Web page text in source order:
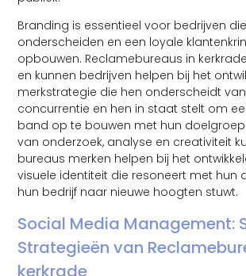
Branding is essentieel voor bedrijven
onderscheiden en een loyale
opbouwen. Reclamebureaus in
en kunnen bedrijven helpen bij het
merkstrategie die hen onderscheidt
concurrentie en hen in staat stelt om
band op te bouwen met hun
van onderzoek, analyse en creativiteit
bureaus merken helpen bij het
visuele identiteit die resoneert met hun
hun bedrijf naar nieuwe hoogten stuwt.
Social Media Management:
Strategieën van
kerkrade